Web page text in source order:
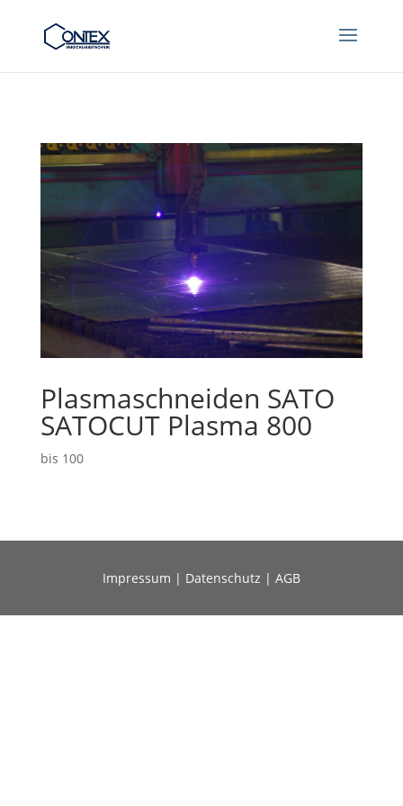
Plasmaschneiden SATO
SATOCUT Plasma 800
bis 100
Impressum | Datenschutz | AGB